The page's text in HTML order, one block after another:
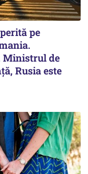
pe
Ministrul de
Rusia este